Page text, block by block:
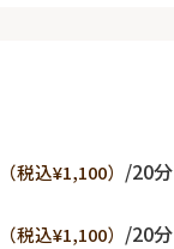
（税込¥1,100） /20分
（税込¥1,100） /20分